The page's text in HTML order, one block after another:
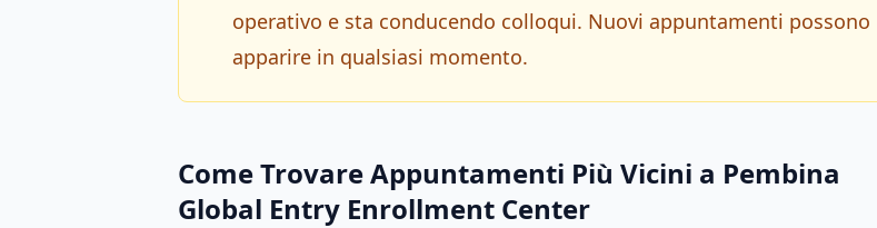
operativo e sta conducendo colloqui. Nuovi appuntamenti possono
apparire in qualsiasi momento.
Come Trovare Appuntamenti Più Vicini a Pembina
Global Entry Enrollment Center